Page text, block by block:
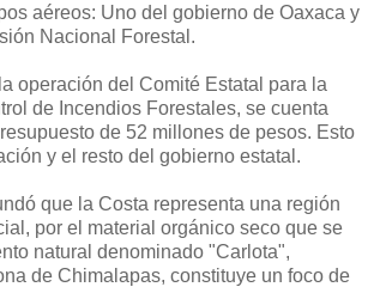
aéreos: Uno del gobierno de Oaxaca y
Nacional Forestal.
operación del Comité Estatal para la
de Incendios Forestales, se cuenta
de 52 millones de pesos. Esto
y el resto del gobierno estatal.
que la Costa representa una región
por el material orgánico seco que se
natural denominado "Carlota",
de Chimalapas, constituye un foco de